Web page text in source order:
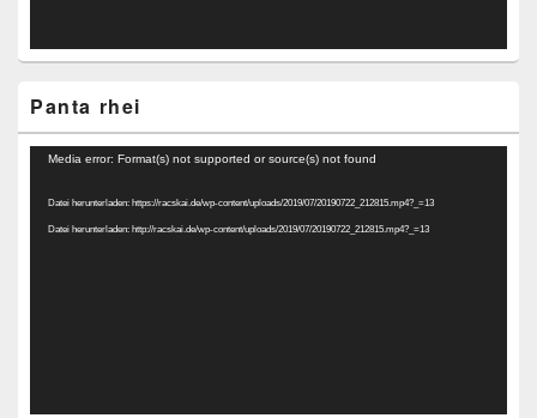
Panta rhei
Video-
Media error: Format(s) not supported or source(s) not found
Datei herunterladen: https://racskai.de/wp-content/uploads/2019/07/20190722_212815.mp4?_=13
Datei herunterladen: http://racskai.de/wp-content/uploads/2019/07/20190722_212815.mp4?_=13